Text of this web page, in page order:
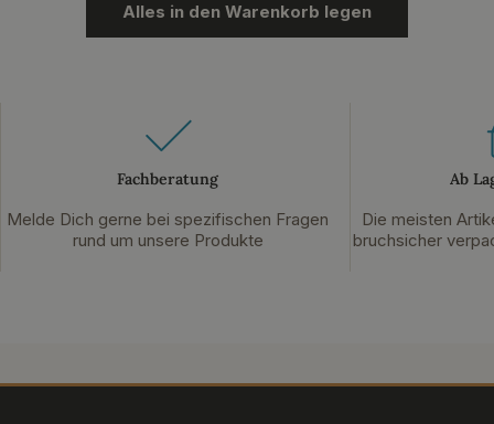
Alles in den Warenkorb legen
Fachberatung
Melde Dich gerne bei spezifischen Fragen
rund um unsere Produkte
Ab
Die meisten
bruchsicher